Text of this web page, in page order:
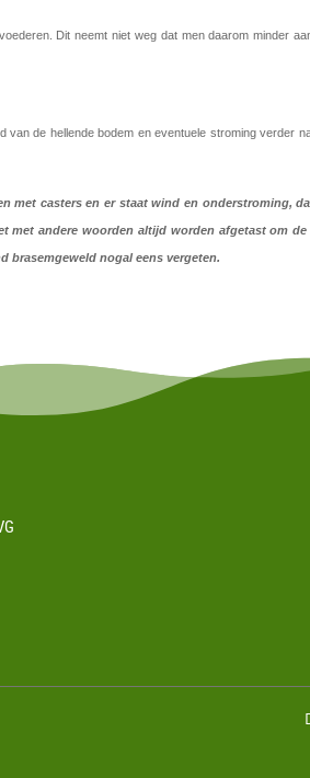
Dit neemt niet weg dat men daarom minder
van de hellende bodem en eventuele stroming verder
met casters en er staat wind en onderstroming,
met andere woorden altijd worden afgetast om
brasemgeweld nogal eens vergeten.